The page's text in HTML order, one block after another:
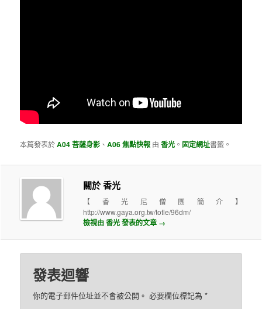
本篇發表於A04 菩薩身影 、A06 焦點快報 由香光 。 固定網址書籤。
關於 香光
【香光尼僧團簡介】
http://www.gaya.org.tw/totle/96dm/
檢視由 香光 發表的文章 →
發表迴響
你的電子郵件位址並不會被公開。 必要欄位標記為*